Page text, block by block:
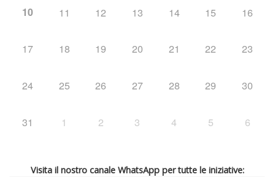
10 11 12 13 14 15 16
17 18 19 20 21 22 23
24 25 26 27 28 29 30
31 1 2 3 4 5 6
Visita il nostro canale WhatsApp per tutte le iniziative: